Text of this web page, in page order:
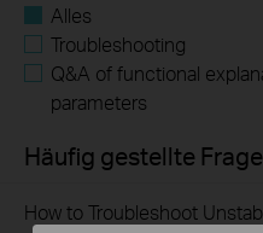
Alles
Troubleshooting
Q&A of functional
parameters
Häufig gestellte
How to Troubleshoot